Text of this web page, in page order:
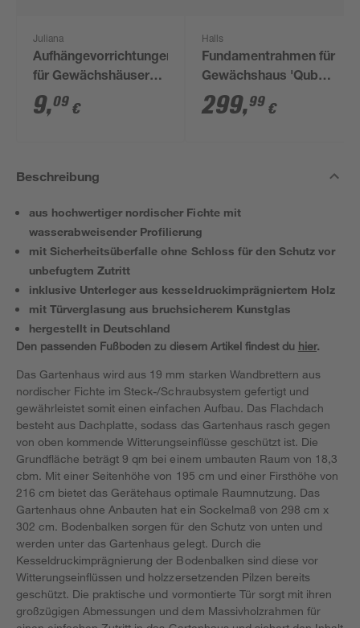
Juliana
Aufhängevorrichtungen
für Gewächshäuser
schwarz 20 Stück
9,09 €
Halls
Fundamentrahmen für
Gewächshaus 'Qube
610' 6,4 m²
299,99 €
Beschreibung
aus hochwertiger nordischer Fichte mit
wasserabweisender Profilierung
mit Sicherheitsüberfalle ohne Schloss für den Schutz vor
unbefugtem Zutritt
inklusive Unterleger aus kesseldruckimprägniertem Holz
mit Türverglasung aus bruchsicherem Kunstglas
hergestellt in Deutschland
Den passenden Fußboden zu diesem Artikel findest du hier.
Das Gartenhaus wird aus 19 mm starken Wandbrettern aus
nordischer Fichte im Steck-/Schraubsystem gefertigt und
gewährleistet somit einen einfachen Aufbau. Das Flachdach
besteht aus Dachplatte, sodass das Gartenhaus rasch gegen
von oben kommende Witterungseinflüsse geschützt ist. Die
Grundfläche beträgt 9 qm bei einem umbauten Raum von 18,3
cbm. Mit einer Seitenhöhe von 195 cm und einer Firsthöhe von
216 cm bietet das Gerätehaus optimale Raumnutzung. Das
Gartenhaus ohne Anbauten hat ein Sockelmaß von 298 cm x
302 cm. Bodenbalken sorgen für den Schutz von unten und
werden unter das Gartenhaus gelegt. Durch die
Kesseldruckimprägnierung der Bodenbalken sind diese vor
Witterungseinflüssen und holzzersetzenden Pilzen bereits
geschützt. Die praktische und vormontierte Tür sorgt mit ihren
großzügigen Abmessungen und dem Massivholzrahmen für